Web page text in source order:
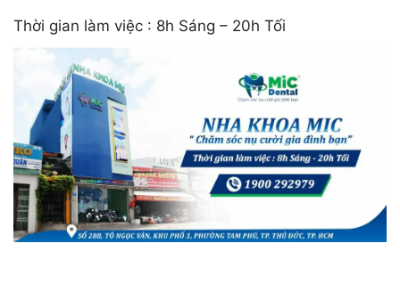
Thời gian làm việc : 8h Sáng – 20h Tối